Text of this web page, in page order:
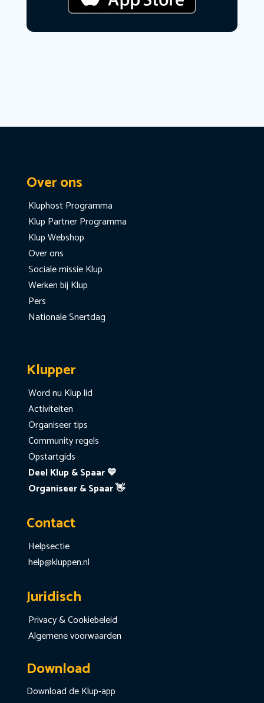
Over ons
Kluphost Programma
Klup Partner Programma
Klup Webshop
Over ons
Sociale missie Klup
Werken bij Klup
Pers
Nationale Snertdag
Klupper
Word nu Klup lid
Activiteiten
Organiseer tips
Community regels
Opstartgids
Deel Klup & Spaar 💙
Organiseer & Spaar 👋
Contact
Helpsectie
help@kluppen.nl
Juridisch
Privacy & Cookiebeleid
Algemene voorwaarden
Download
Download de Klup-app